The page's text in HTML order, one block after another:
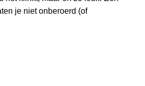
je niet onberoerd (of